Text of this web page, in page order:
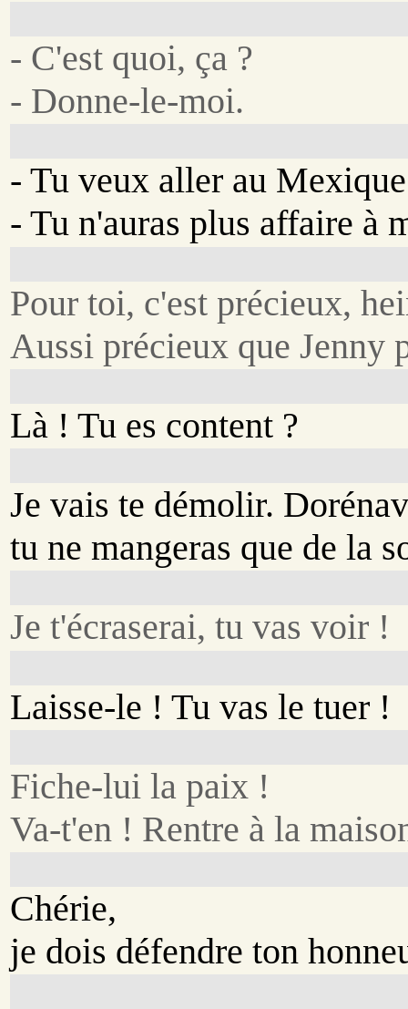
- C'est quoi, ça ?
- Donne-le-moi.
- Tu veux aller au
- Tu n'auras plus affaire à
Pour toi, c'est précieux,
Aussi précieux que Jenny
Là ! Tu es content ?
Je vais te démolir.
tu ne mangeras que de la
Je t'écraserai, tu vas voir !
Laisse-le ! Tu vas le tuer !
Fiche-lui la paix !
Va-t'en ! Rentre à la
Chérie,
je dois défendre ton